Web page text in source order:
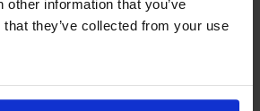
other information that you’ve
they’ve collected from your use
commandes en cours
et voir le code de suivi
votre "ancienne" boutique en ligne